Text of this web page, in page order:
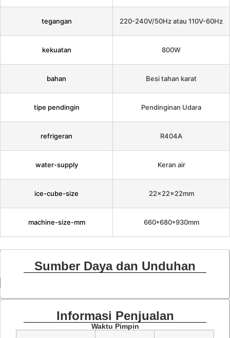
tegangan 220-240V/50Hz atau 110V-60Hz
kekuatan 800W
bahan Besi tahan karat
tipe pendingin Pendinginan Udara
refrigeran R404A
water-supply Keran air
ice-cube-size 22x22x22mm
machine-size-mm 660*680*930mm
Sumber Daya dan Unduhan
Informasi Penjualan
Waktu Pimpin